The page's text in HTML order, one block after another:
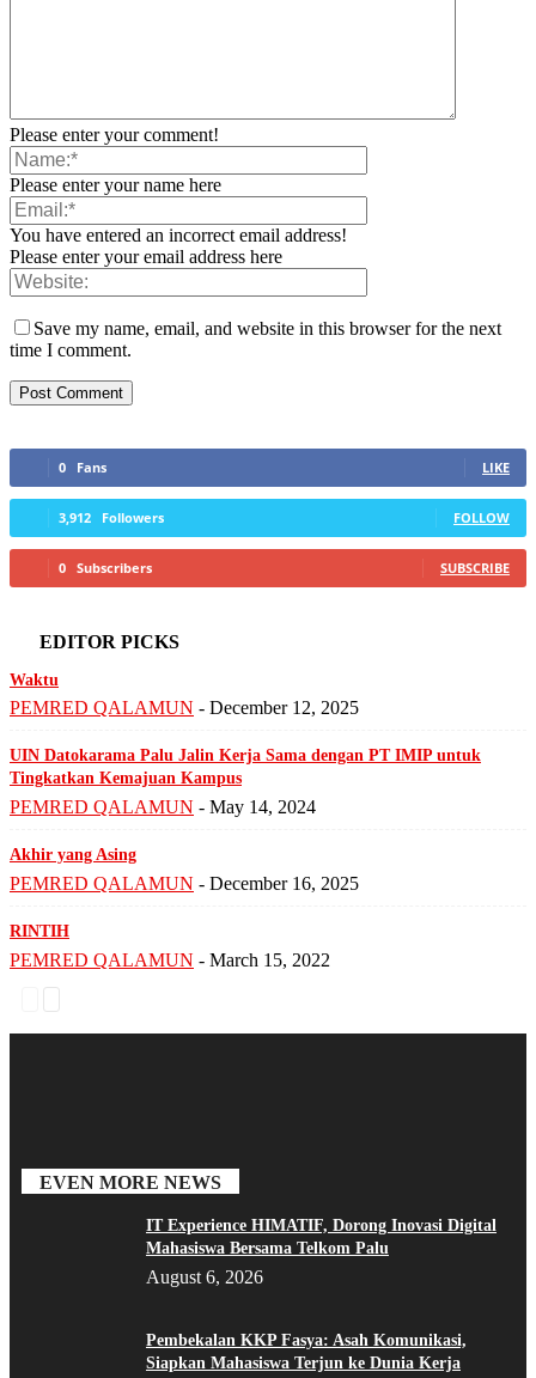
Please enter your comment!
Please enter your name here
You have entered an incorrect email address!
Please enter your email address here
Save my name, email, and website in this browser for the next
time I comment.
0 Fans LIKE
3,912 Followers FOLLOW
0 Subscribers SUBSCRIBE
EDITOR PICKS
Waktu
PEMRED QALAMUN - December 12, 2025
UIN Datokarama Palu Jalin Kerja Sama dengan PT IMIP untuk
Tingkatkan Kemajuan Kampus
PEMRED QALAMUN - May 14, 2024
Akhir yang Asing
PEMRED QALAMUN - December 16, 2025
RINTIH
PEMRED QALAMUN - March 15, 2022
EVEN MORE NEWS
IT Experience HIMATIF, Dorong Inovasi Digital
Mahasiswa Bersama Telkom Palu
August 6, 2026
Pembekalan KKP Fasya: Asah Komunikasi,
Siapkan Mahasiswa Terjun ke Dunia Kerja